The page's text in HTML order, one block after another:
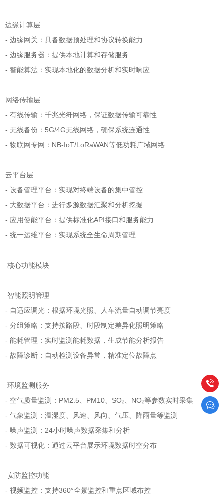
边缘计算层
- 边缘网关：具备数据预处理和协议转换能力
- 边缘服务器：提供本地计算和存储服务
- 智能算法：实现本地化的数据分析和实时响应
网络传输层
- 有线传输：千兆光纤网络，保证数据传输可靠性
- 无线备份：5G/4G无线网络，确保系统连通性
- 物联网专网：NB-IoT/LoRaWAN等低功耗广域网络
云平台层
- 设备管理平台：实现对终端设备的集中管控
- 大数据平台：进行多源数据汇聚和分析挖掘
- 应用使能平台：提供标准化API接口和服务能力
- 统一运维平台：实现系统全生命周期管理
核心功能模块
智能照明管理
- 自适应调光：根据环境光照、人车流量自动调节亮度
- 分组策略：支持按路段、时段制定差异化照明策略
- 能耗管理：实时监测能耗数据，生成节能分析报告
- 故障诊断：自动检测设备异常，精准定位故障点
环境监测服务
- 空气质量监测：PM2.5、PM10、SO₂、NO₂等参数实时采集
- 气象监测：温湿度、风速、风向、气压、降雨量等监测
- 噪声监测：24小时噪声数据采集和分析
- 数据可视化：通过云平台展示环境数据时空分布
安防监控功能
- 视频监控：支持360°全景监控和重点区域布控